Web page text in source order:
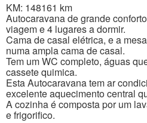
KM: 148161 km
Autocaravana de grande
viagem e 4 lugares a dormir.
Cama de casal elétrica, e a
numa ampla cama de casal.
Tem um WC completo, águas
cassete quimica.
Esta Autocaravana tem ar
excelente aquecimento central
A cozinha é composta por um
e frigorifico.